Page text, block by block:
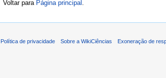
Voltar para Página principal
Política de privacidade Sobre a WikiCiências Exoneração de